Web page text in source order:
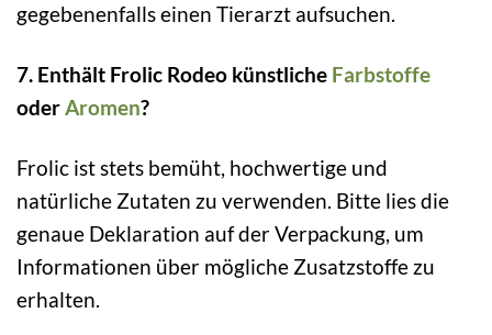
gegebenenfalls einen Tierarzt aufsuchen.
7. Enthält Frolic Rodeo künstliche Farbstoffe
oderAromen?
Frolic ist stets bemüht, hochwertige und
natürliche Zutaten zu verwenden. Bitte lies die
genaue Deklaration auf der Verpackung, um
Informationen über mögliche Zusatzstoffe zu
erhalten.